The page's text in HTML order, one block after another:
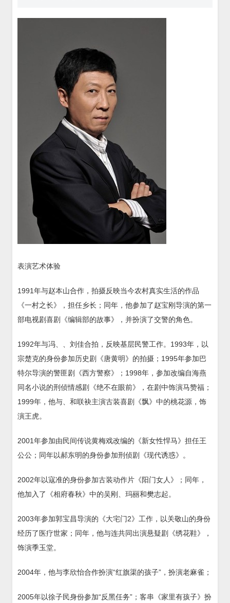
表演艺术体验
1991年与赵本山合作，拍摄反映当今农村真实生活的作品
《一村之长》，担任乡长；同年，他参加了赵宝刚导演的第一
部电视剧喜剧《编辑部的故事》，并扮演了交警的角色。
1992年与冯、、刘佳合拍，反映基层民警工作。1993年，以
宗楚克的身份参加历史剧《唐黄明》的拍摄；1995年参加巴
特尔导演的警匪剧《西方警察》；1998年，参加改编自海燕
同名小说的刑侦情感剧《绝不在眼前》，在剧中饰演马赞福；
1999年，他与、和联袂主演古装喜剧《飘》中的桃花源，饰
演王虎。
2001年参加由民间传说黄梅戏改编的《新女性悍马》担任王
公公；同年以郝东明的身份参加刑侦剧《现代诱惑》。
2002年以寇准的身份参加古装动作片《阳门女人》；同年，
他加入了《相府春秋》中的吴刚、玛丽和樊志起。
2003年参加郭宝昌导演的《大宅门2》工作，以关敬山的身份
经历了医疗世家；同年，他与连共同出演悬疑剧《绣花鞋》，
饰演季玉堂。
2004年，他与李欣怡合作扮演“红旗渠的孩子”，扮演老麻雀；
2005年以徐子民身份参加“反黑任务”；客串《家里有孩子》扮